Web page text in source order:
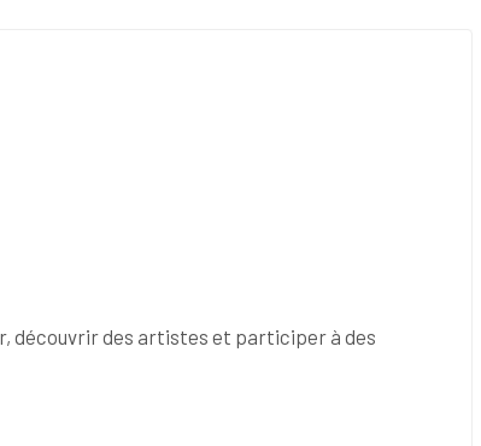
découvrir des artistes et participer à des